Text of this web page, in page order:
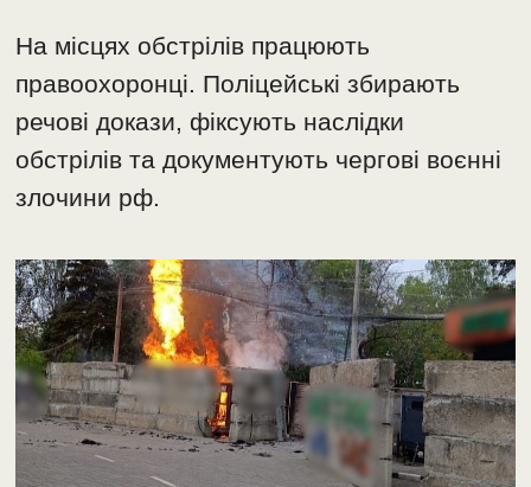
На місцях обстрілів працюють
правоохоронці. Поліцейські збирають
речові докази, фіксують наслідки
обстрілів та документують чергові воєнні
злочини рф.